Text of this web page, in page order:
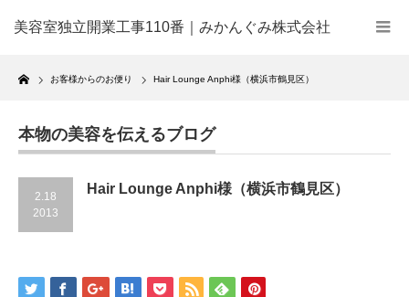
美容室独立開業工事110番｜みかんぐみ株式会社
Home
お客様からのお便り Hair Lounge Anphi様（横浜市鶴見区）
本物の美容を伝えるブログ
2.18
2013
Hair Lounge Anphi様（横浜市鶴見区）